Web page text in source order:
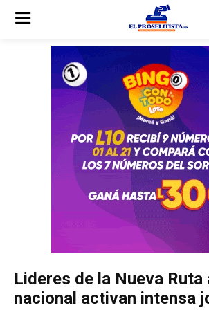
Partidos Políticos
Partido Liberal
Unificación Democrática
Anticorrupción
Partidos Políticos
Partido Liberal
Unificación Democrática
Anticorrupción
Lideres de la Nueva Ruta
nacional activan intensa